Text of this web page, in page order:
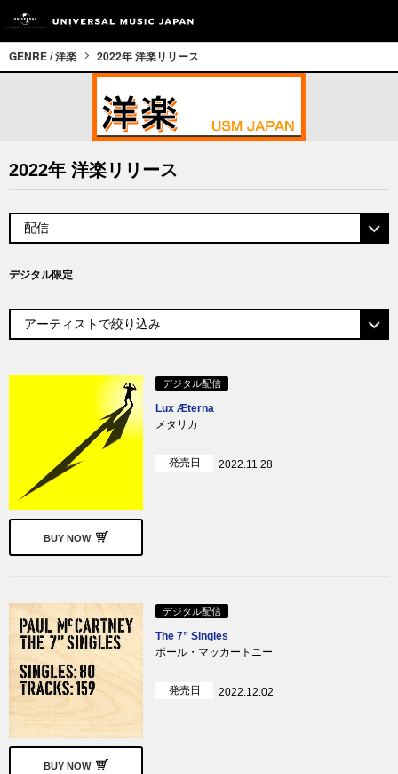
GENRE / 洋楽 2022年 洋楽リリース
2022年 洋楽リリース
デジタル限定
BUY NOW
デジタル配信
Lux Æterna
メタリカ
発売日 2022.11.28
BUY NOW
デジタル配信
The 7” Singles
ポール・マッカートニー
発売日 2022.12.02